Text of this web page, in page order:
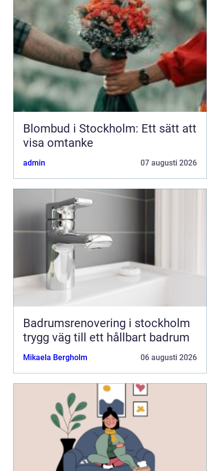
Blombud i Stockholm: Ett sätt att
visa omtanke
admin 07 augusti 2026
Badrumsrenovering i stockholm
trygg väg till ett hållbart badrum
Mikaela Bergholm 06 augusti 2026